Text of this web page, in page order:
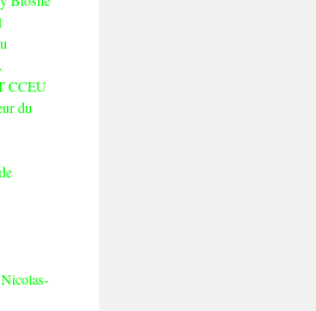
CCEU
du
Nicolas-